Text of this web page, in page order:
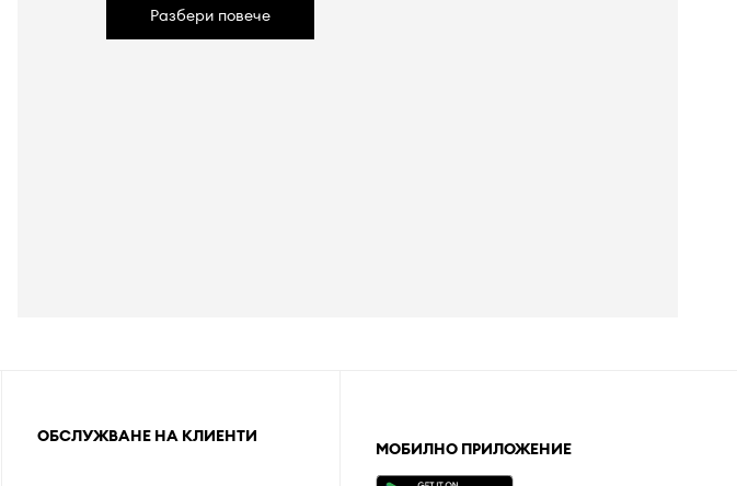
Разбери повече
ОБСЛУЖВАНЕ НА КЛИЕНТИ
МОБИЛНО ПРИЛОЖЕНИЕ